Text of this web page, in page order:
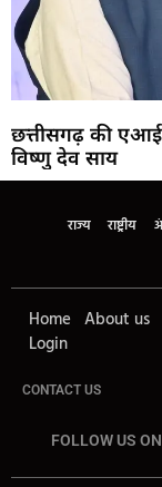
छत्तीसगढ़ की एआई
विष्णु देव साय
राज्य राष्ट्रीय
Home About us
Login
CONTACT US
FOLLOW US ON